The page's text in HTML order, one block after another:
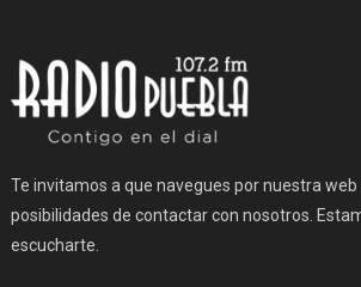
Te invitamos a que navegues por nuestra
posibilidades de contactar con nosotros.
escucharte.